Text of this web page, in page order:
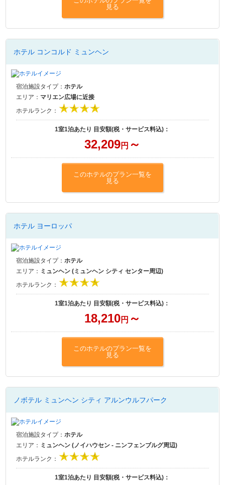
見る
ホテル コンコルド ミュンヘン
宿泊施設タイプ：ホテル
エリア： マリエン広場に近接
ホテルランク：
1室1泊あたり 目安額(税・サービス料込)：
32,209円 ～
このホテルのプラン一覧を
見る
ホテル ヨーロッパ
宿泊施設タイプ：ホテル
エリア： ミュンヘン (ミュンヘン シティ センター周辺)
ホテルランク：
1室1泊あたり 目安額(税・サービス料込)：
18,210円 ～
このホテルのプラン一覧を
見る
ノボテル ミュンヘン シティ アルンウルフパーク
宿泊施設タイプ：ホテル
エリア： ミュンヘン (ノイハウセン - ニンフェンブルグ周辺)
ホテルランク：
1室1泊あたり 目安額(税・サービス料込)：